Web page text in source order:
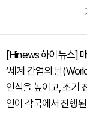
[Hinews 하이뉴스]
‘세계 간염의 날
인식을 높이고, 조기
인이 각국에서 진행